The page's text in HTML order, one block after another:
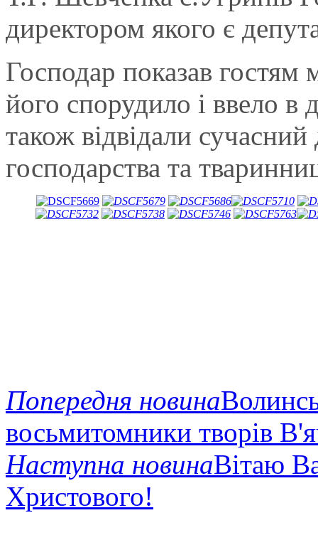
директором якого є
Господар показав
його спорудило і ввело в
також відвідали
господарства та
Попередня новина
восьмитомники творів
Наступна новинаВітаю
Христового!